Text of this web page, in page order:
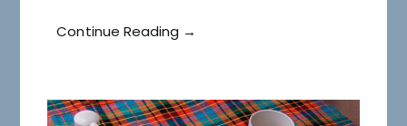
Continue Reading →